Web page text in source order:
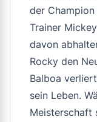
der
Trainer
davon
Rocky den
Balboa
sein Leben.
Meisterschaft